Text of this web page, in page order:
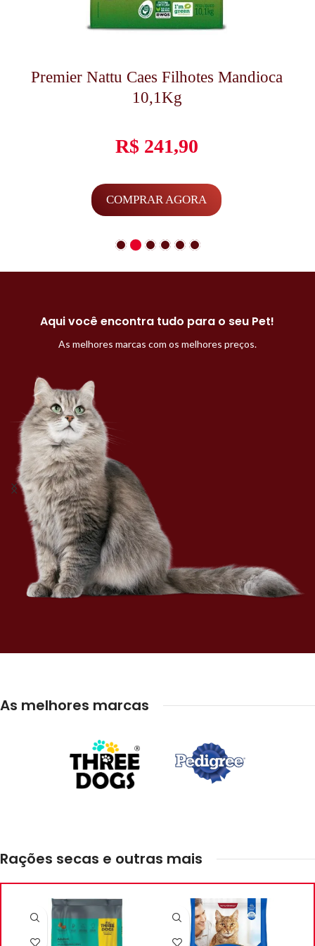
COMPRAR AGORA
R$ 241,90
Premier Nattu Caes Filhotes Mandioca
10,1Kg
Aqui você encontra tudo para o seu Pet!
As melhores marcas com os melhores preços.
Gatos
As melhores marcas
Rações secas e outras mais